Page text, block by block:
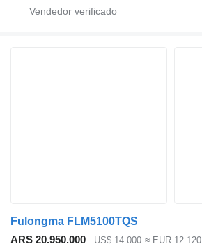
Fulongma FLM5100TQS
ARS 20.950.000
US$ 14.000 ≈ EUR 12.120